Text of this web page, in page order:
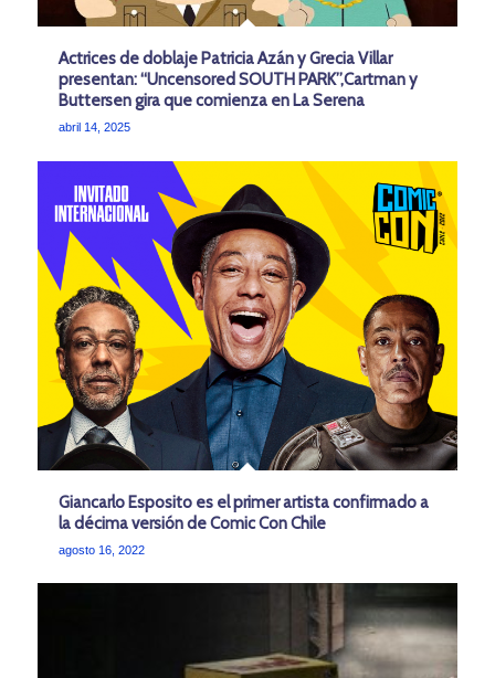
Actrices de doblaje Patricia Azán y Grecia Villar
presentan: “Uncensored SOUTH PARK”,Cartman y
Buttersen gira que comienza en La Serena
abril 14, 2025
Giancarlo Esposito es el primer artista confirmado a
la décima versión de Comic Con Chile
agosto 16, 2022